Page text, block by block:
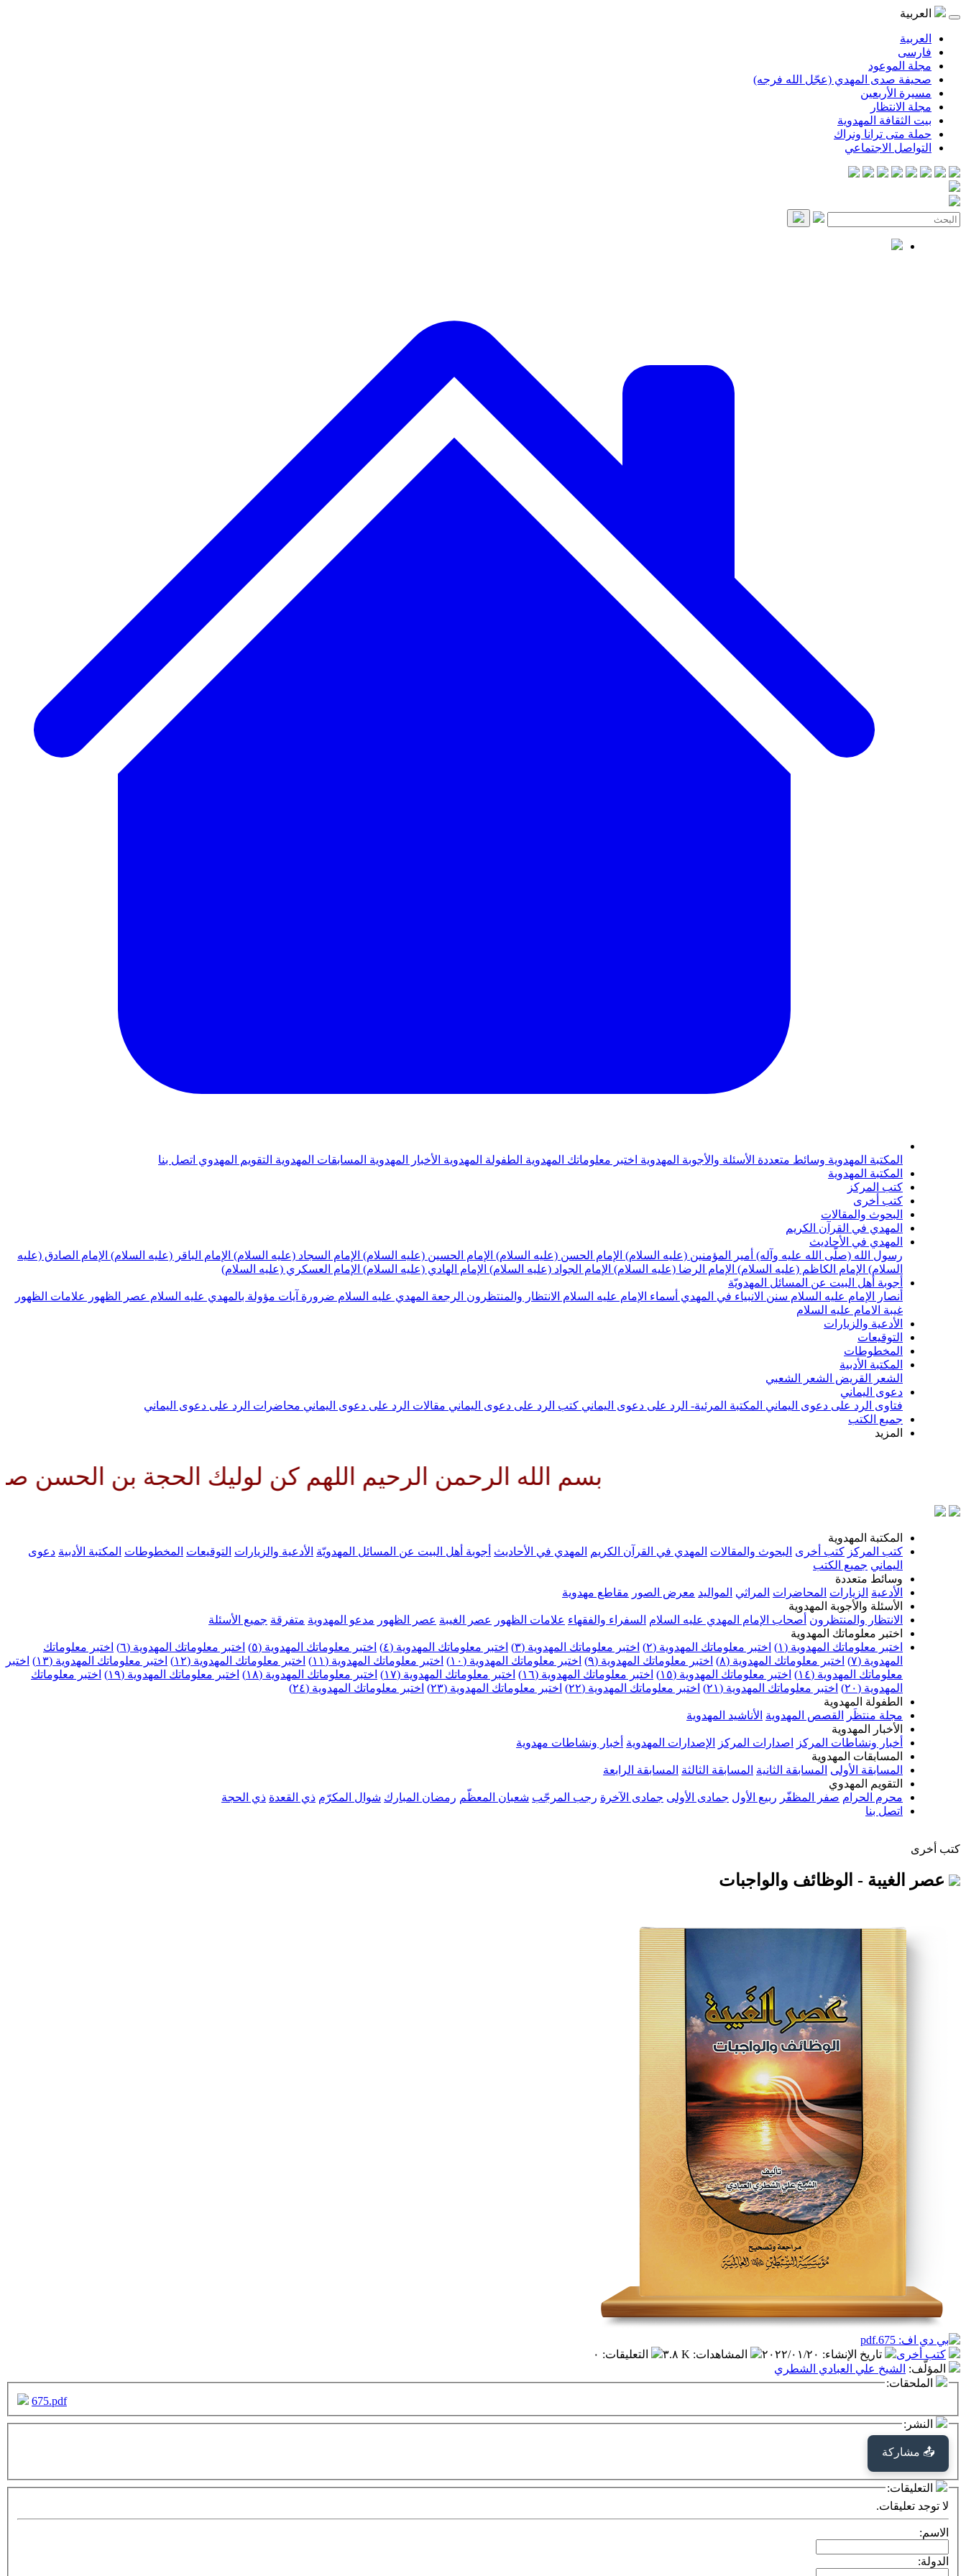
العربية
العربية
فارسی
مجلة الموعود
صحيفة صدى المهدي (عجّل الله فرجه)
مسيرة الأربعين
مجلة الانتظار
بيت الثقافة المهدوية
حملة متى ترانا ونراك
التواصل الاجتماعي
المكتبة المهدوية وسائط متعددة الأسئلة والأجوبة المهدوية اختبر معلوماتك المهدوية الطفولة المهدوية الأخبار المهدوية المسابقات المهدوية التقويم المهدوي اتصل بنا
المكتبة المهدوية
كتب المركز
كتب أخرى
البحوث والمقالات
المهدي في القرآن الكريم
المهدي في الأحاديث
رسول الله (صلّى الله عليه وآله) أمير المؤمنين (عليه السلام) الإمام الحسن (عليه السلام) الإمام الحسين (عليه السلام) الإمام السجاد (عليه السلام) الإمام الباقر (عليه السلام) الإمام الصادق (عليه
السلام) الإمام الكاظم (عليه السلام) الإمام الرضا (عليه السلام) الإمام الجواد (عليه السلام) الإمام الهادي (عليه السلام) الإمام العسكري (عليه السلام)
أجوبة أهل البيت عن المسائل المهدويّة
أنصار الإمام عليه السلام سنن الانبياء في المهدي أسماء الإمام عليه السلام الانتظار والمنتظرون الرجعة المهدي عليه السلام ضرورة آيات مؤولة بالمهدي عليه السلام عصر الظهور
علامات الظهور
غيبة الامام عليه السلام
الأدعية والزيارات
التوقيعات
المخطوطات
المكتبة الأدبية
الشعر القريض الشعر الشعبي
دعوى اليماني
فتاوى الرد على دعوى اليماني المكتبة المرئية- الرد على دعوى اليماني كتب الرد على دعوى اليماني مقالات الرد على دعوى اليماني محاضرات الرد على دعوى اليماني
جميع الكتب
المزيد
بسم الله الرحمن الرحيم اللهم كن لوليك الحجة بن الحسن صلواتك
المكتبة المهدوية
كتب المركز كتب أخرى البحوث والمقالات المهدي في القرآن الكريم المهدي في الأحاديث أجوبة أهل البيت عن المسائل المهدويّة الأدعية والزيارات التوقيعات المخطوطات المكتبة الأدبية دعوى
اليماني جميع الكتب
وسائط متعددة
الأدعية الزيارات المحاضرات المراثي المواليد معرض الصور مقاطع مهدوية
الأسئلة والأجوبة المهدوية
الانتظار والمنتظرون أصحاب الإمام المهدي عليه السلام السفراء والفقهاء علامات الظهور عصر الغيبة عصر الظهور مدعو المهدوية متفرقة جميع الأسئلة
اختبر معلوماتك المهدوية
اختبر معلوماتك المهدوية (١)
اختبر معلوماتك المهدوية (٢) اختبر معلوماتك المهدوية (٣) اختبر معلوماتك المهدوية (٤) اختبر معلوماتك المهدوية (٥) اختبر معلوماتك المهدوية (٦)
اختبر معلوماتك
المهدوية (٧)
اختبر معلوماتك المهدوية (٨) اختبر معلوماتك المهدوية (٩) اختبر معلوماتك المهدوية (١٠) اختبر معلوماتك المهدوية (١١) اختبر معلوماتك المهدوية (١٢) اختبر معلوماتك المهدوية (١٣)
اختبر
معلوماتك المهدوية (١٤)
اختبر معلوماتك المهدوية (١٥) اختبر معلوماتك المهدوية (١٦) اختبر معلوماتك المهدوية (١٧) اختبر معلوماتك المهدوية (١٨) اختبر معلوماتك المهدوية (١٩)
اختبر معلوماتك
المهدوية (٢٠)
اختبر معلوماتك المهدوية (٢١) اختبر معلوماتك المهدوية (٢٢) اختبر معلوماتك المهدوية (٢٣)
اختبر معلوماتك المهدوية (٢٤)
الطفولة المهدوية
مجلة منتظَر
القصص المهدوية الأناشيد المهدوية
الأخبار المهدوية
أخبار ونشاطات المركز
اصدارات المركز الإصدارات المهدوية أخبار ونشاطات مهدوية
المسابقات المهدوية
المسابقة الأولى المسابقة الثانية المسابقة الثالثة المسابقة الرابعة
التقويم المهدوي
محرم الحرام صفر المظفّر ربيع الأول جمادى الأولى جمادى الآخرة رجب المرجّب شعبان المعظّم رمضان المبارك شوال المكرّم ذي القعدة ذي الحجة
اتصل بنا
كتب أخرى
عصر الغيبة - الوظائف والواجبات
كتب أخرى تاريخ الإنشاء: ٢٠٢٢/٠١/٢٠ المشاهدات: ٣.٨ K التعليقات: ٠
المؤلّف: الشيخ علي العبادي الشطري
الملحقات:
675.pdf
النشر:
📤 مشاركة
التعليقات:
لا توجد تعليقات.
الاسم:
الدولة: